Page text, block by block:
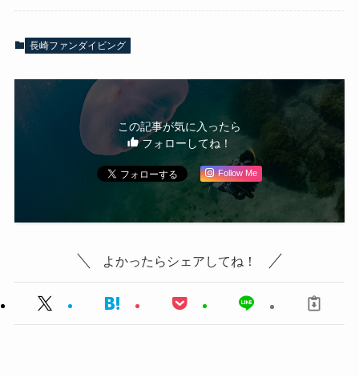
長崎ファンダイビング
この記事が気に入ったら
フォローしてね！
Follow Me
よかったらシェアしてね！